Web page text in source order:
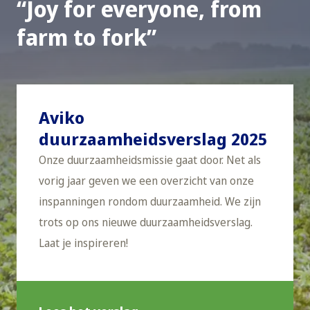
Joy for everyone, from
farm to fork
Aviko
duurzaamheidsverslag 2025
Onze duurzaamheidsmissie gaat door. Net als
vorig jaar geven we een overzicht van onze
inspanningen rondom duurzaamheid. We zijn
trots op ons nieuwe duurzaamheidsverslag.
Laat je inspireren!